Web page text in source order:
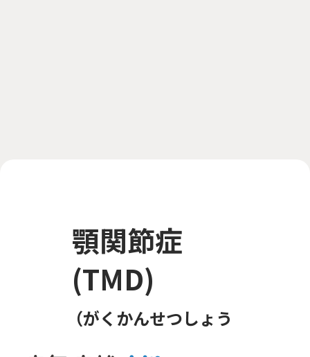
顎関節症
(TMD)
がくかんせつしょう